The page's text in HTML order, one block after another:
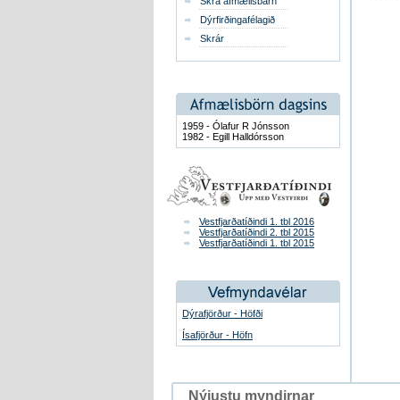
Dýrfirðingafélagið
Skrár
1959 - Ólafur R Jónsson
1982 - Egill Halldórsson
Vestfjarðatíðindi 1. tbl 2016
Vestfjarðatíðindi 2. tbl 2015
Vestfjarðatíðindi 1. tbl 2015
Dýrafjörður - Höfði
Ísafjörður - Höfn
Nýjustu myndirnar